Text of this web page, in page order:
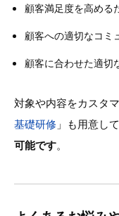
顧客満足度を高める
顧客への適切なコミ
顧客に合わせた適切
対象や内容をカスタ
基礎研修 」も用意し
可能です。